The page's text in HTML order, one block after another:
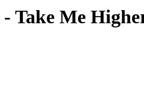
Take Me